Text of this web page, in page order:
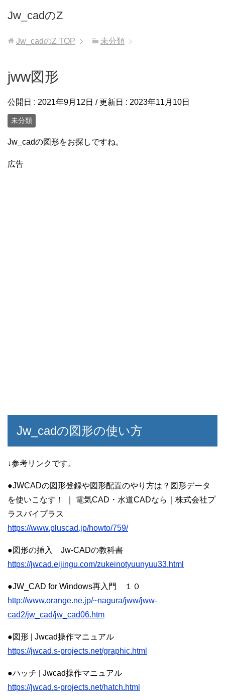
Jw_cadのZ
Jw_cadのZ TOP 未分類
jww図形
公開日 : 2021年9月12日 / 更新日 : 2023年11月10日
未分類
Jw_cadの図形をお探しですね。
広告
Jw_cadの図形の使い方
↓参考リンクです。
●JWCADの図形登録や図形配置のやり方は？図形データ
を使いこなす！ ｜ 電気CAD・水道CADなら｜株式会社プ
ラスバイプラス
https://www.pluscad.jp/howto/759/
●図形の挿入 Jw-CADの教科書
https://jwcad.eijingu.com/zukeinotyuunyuu33.html
●JW_CAD for Windows再入門 １０
http://www.orange.ne.jp/~nagura/jww/jww-
cad2/jw_cad/jw_cad06.htm
●図形 | Jwcad操作マニュアル
https://jwcad.s-projects.net/graphic.html
●ハッチ | Jwcad操作マニュアル
https://jwcad.s-projects.net/hatch.html